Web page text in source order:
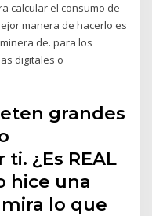
calcular el consumo de
manera de hacerlo es
de. para los
digitales o
grandes
¿Es REAL
hice una
lo que